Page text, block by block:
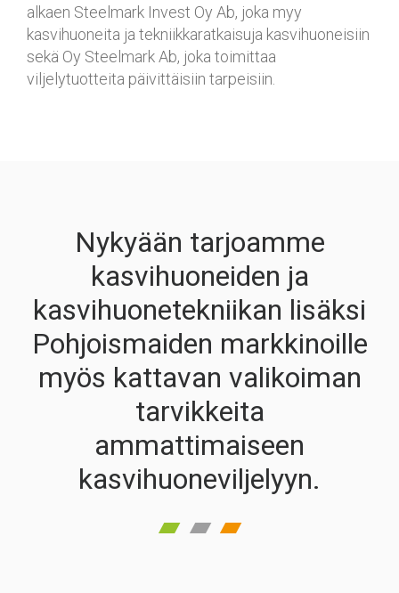
alkaen Steelmark Invest Oy Ab, joka myy
kasvihuoneita ja tekniikkaratkaisuja kasvihuoneisiin
sekä Oy Steelmark Ab, joka toimittaa
viljelytuotteita päivittäisiin tarpeisiin.
Nykyään tarjoamme
kasvihuoneiden ja
kasvihuonetekniikan lisäksi
Pohjoismaiden markkinoille
myös kattavan valikoiman
tarvikkeita
ammattimaiseen
kasvihuoneviljelyyn.